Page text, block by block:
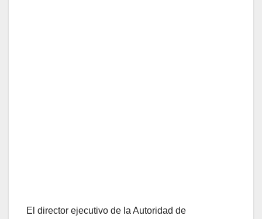
El director ejecutivo de la Autoridad de